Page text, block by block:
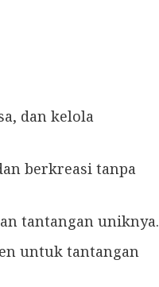
dan kelola
berkreasi tanpa
tantangan uniknya.
untuk tantangan